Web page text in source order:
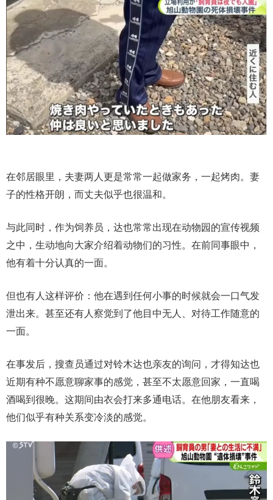
在邻居眼里，夫妻两人更是常常一起做家务，一起烤肉。妻
子的性格开朗，而丈夫似乎也很温和。
与此同时，作为饲养员，达也常常出现在动物园的宣传视频
之中，生动地向大家介绍着动物们的习性。在前同事眼中，
他有着十分认真的一面。
但也有人这样评价：他在遇到任何小事的时候就会一口气发
泄出来。甚至还有人察觉到了他目中无人、对待工作随意的
一面。
在事发后，搜查员通过对铃木达也亲友的询问，才得知达也
近期有种不愿意聊家事的感觉，甚至不太愿意回家，一直喝
酒喝到很晚。这期间由衣会打来多通电话。在他朋友看来，
他们似乎有种关系变冷淡的感觉。